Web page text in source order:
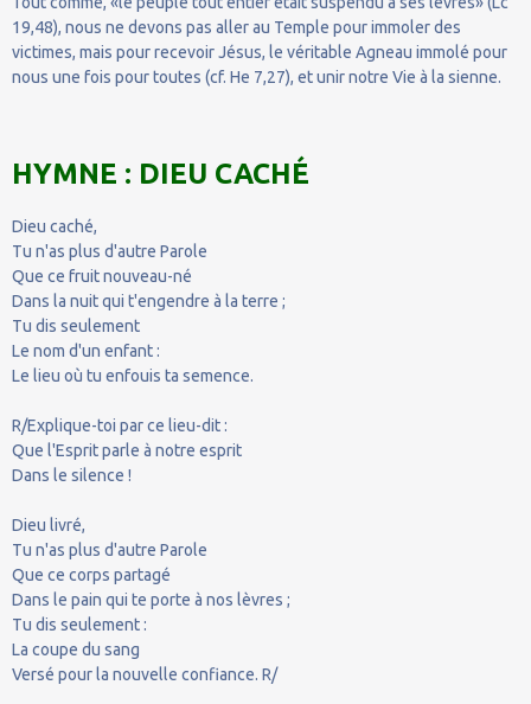
19,48), nous ne devons pas aller au Temple pour immoler des
victimes, mais pour recevoir Jésus, le véritable Agneau immolé pour
nous une fois pour toutes (cf. He 7,27), et unir notre Vie à la sienne.
HYMNE : DIEU CACHÉ
Dieu caché,
Tu n'as plus d'autre Parole
Que ce fruit nouveau-né
Dans la nuit qui t'engendre à la terre ;
Tu dis seulement
Le nom d'un enfant :
Le lieu où tu enfouis ta semence.
R/Explique-toi par ce lieu-dit :
Que l'Esprit parle à notre esprit
Dans le silence !
Dieu livré,
Tu n'as plus d'autre Parole
Que ce corps partagé
Dans le pain qui te porte à nos lèvres ;
Tu dis seulement :
La coupe du sang
Versé pour la nouvelle confiance. R/